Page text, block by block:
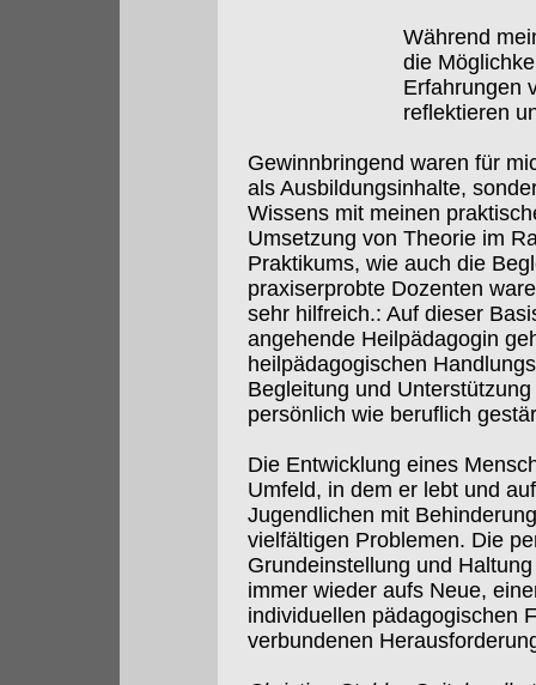
Während
die
Erfahrungen
reflektieren
Gewinnbringend waren für
als Ausbildungsinhalte,
Wissens mit meinen
Umsetzung von Theorie im
Praktikums, wie auch die
praxiserprobte Dozenten
sehr hilfreich.: Auf dieser
angehende Heilpädagogin
heilpädagogischen
Begleitung und
persönlich wie beruflich
Die Entwicklung eines
Umfeld, in dem er lebt und
Jugendlichen mit
vielfältigen Problemen. Die
Grundeinstellung und
immer wieder aufs Neue,
individuellen pädagogischen
verbundenen